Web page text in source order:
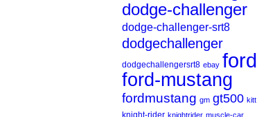
dodge-challenger
dodge-challenger-srt8
dodgechallenger
dodgechallengersrt8 ebay ford
ford-mustang
fordmustang gm gt500 kitt
knight-rider knightrider muscle-car